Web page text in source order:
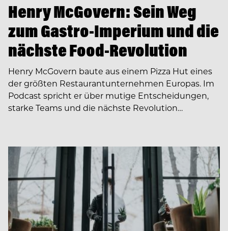
Henry McGovern: Sein Weg
zum Gastro-Imperium und die
nächste Food-Revolution
Henry McGovern baute aus einem Pizza Hut eines
der größten Restaurantunternehmen Europas. Im
Podcast spricht er über mutige Entscheidungen,
starke Teams und die nächste Revolution…